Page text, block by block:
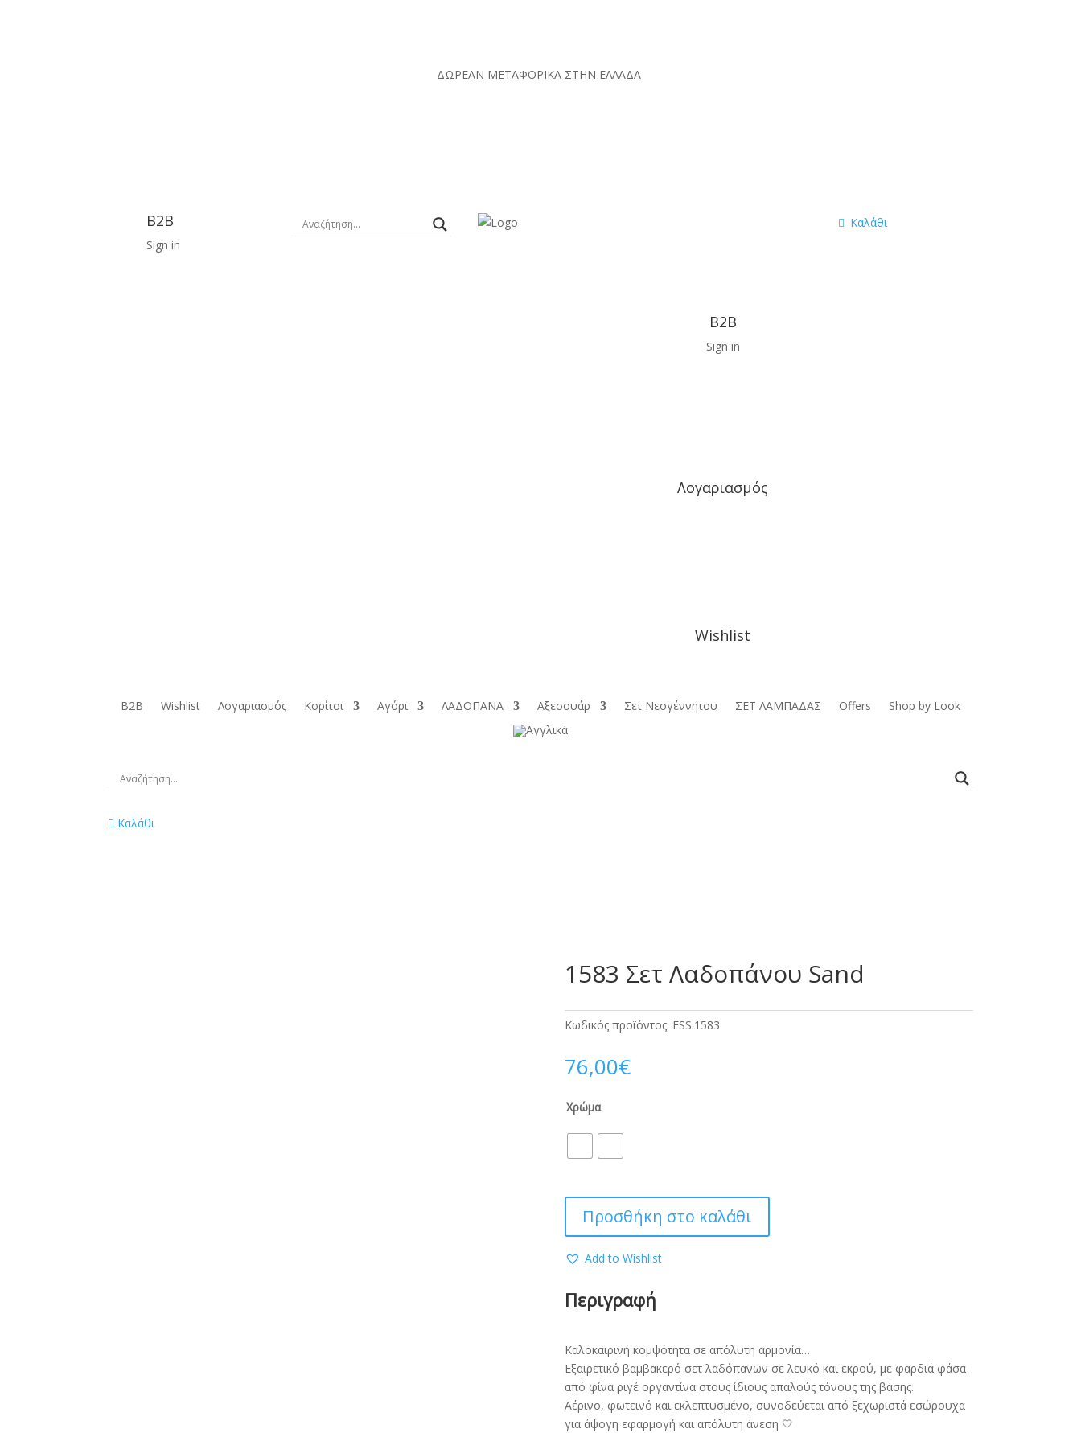
ΔΩΡΕΑΝ ΜΕΤΑΦΟΡΙΚΑ ΣΤΗΝ ΕΛΛΑΔΑ
B2B
Sign in
B2B
Sign in
Λογαριασμός
Wishlist
Καλάθι
B2B Wishlist Λογαριασμός Κορίτσι Αγόρι ΛΑΔΟΠΑΝΑ Αξεσουάρ Σετ Νεογέννητου ΣΕΤ ΛΑΜΠΑΔΑΣ Offers Shop by Look
Καλάθι
1583 Σετ Λαδοπάνου Sand
Κωδικός προϊόντος: ESS.1583
76,00€
Χρώμα
Προσθήκη στο καλάθι
Add to Wishlist
Περιγραφή
Καλοκαιρινή κομψότητα σε απόλυτη αρμονία…
Εξαιρετικό βαμβακερό σετ λαδόπανων σε λευκό και εκρού, με φαρδιά φάσα
από φίνα ριγέ οργαντίνα στους ίδιους απαλούς τόνους της βάσης.
Αέρινο, φωτεινό και εκλεπτυσμένο, συνοδεύεται από ξεχωριστά εσώρουχα
για άψογη εφαρμογή και απόλυτη άνεση 🤍